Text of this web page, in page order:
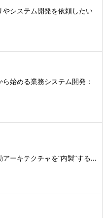
やシステム開発を依頼したい
ら始める業務システム開発：
ーキテクチャを“内製”する...